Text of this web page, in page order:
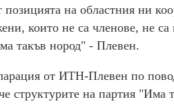
позицията на областния ни
които не са членове, не
такъв нород" - Плевен.
от ИТН-Плевен по
структурите на партия